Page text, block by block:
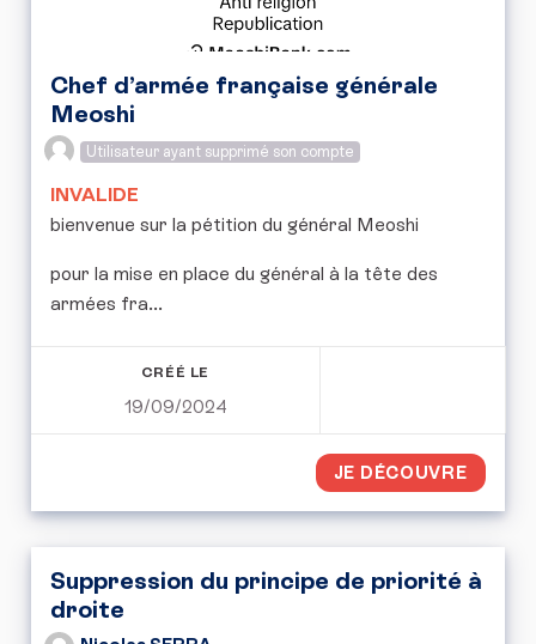
Chef d’armée française générale
Meoshi
Utilisateur ayant supprimé son compte
INVALIDE
bienvenue sur la pétition du général Meoshi
pour la mise en place du général à la tête des
armées fra...
CRÉÉ LE
19/09/2024
JE DÉCOUVRE
Suppression du principe de priorité à
droite